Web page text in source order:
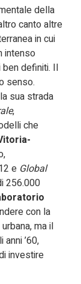
della
canto altre
in cui
intenso
ben definiti. Il
senso.
sua strada
,
che
e Global
256.000
con la
ma il
’60,
investire